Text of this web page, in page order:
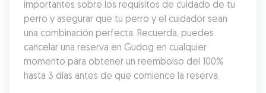
importantes sobre los requisitos de cuidado de tu
perro y asegurar que tu perro y el cuidador sean
una combinación perfecta. Recuerda, puedes
cancelar una reserva en Gudog en cualquier
momento para obtener un reembolso del 100%
hasta 3 días antes de que comience la reserva.